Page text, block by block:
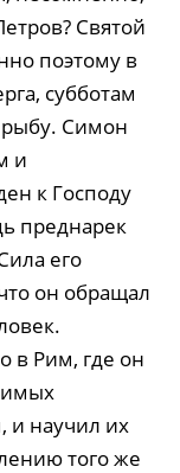
Святой
поэтому в
субботам
рыбу. Симон
и
к Господу
преднарек
его
он обращал
в Рим, где он
научил их
того же